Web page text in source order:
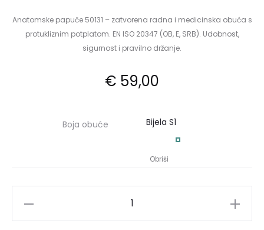
Anatomske papuče 50131 – zatvorena radna i medicinska obuća s
protukliznim potplatom. EN ISO 20347 (OB, E, SRB). Udobnost,
sigurnost i pravilno držanje.
€ 59,00
Boja obuće
Obriši